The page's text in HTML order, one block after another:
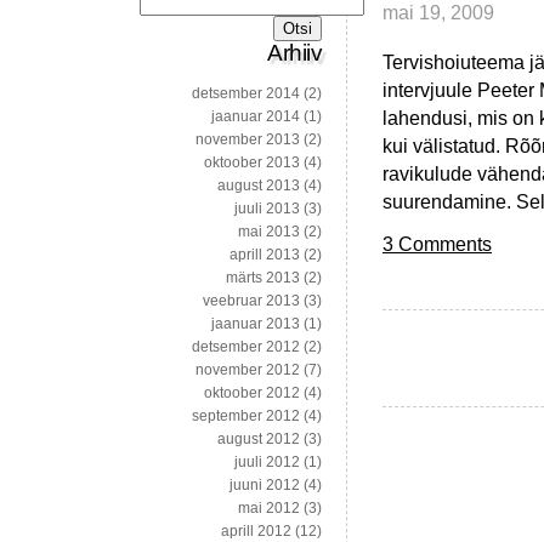
mai 19, 2009
Tervishoiuteema
intervjuule Peeter
lahendusi, mis on
kui välistatud.
ravikulude
suurendamine.
3 Comments
Arhiiv
detsember 2014 (2)
jaanuar 2014 (1)
november 2013 (2)
oktoober 2013 (4)
august 2013 (4)
juuli 2013 (3)
mai 2013 (2)
aprill 2013 (2)
märts 2013 (2)
veebruar 2013 (3)
jaanuar 2013 (1)
detsember 2012 (2)
november 2012 (7)
oktoober 2012 (4)
september 2012 (4)
august 2012 (3)
juuli 2012 (1)
juuni 2012 (4)
mai 2012 (3)
aprill 2012 (12)